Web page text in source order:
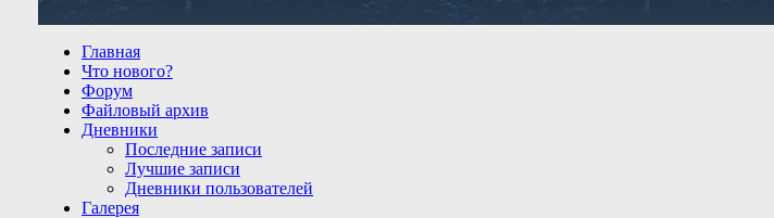
Главная
Что нового?
Форум
Файловый архив
Дневники
Последние записи
Лучшие записи
Дневники пользователей
Галерея